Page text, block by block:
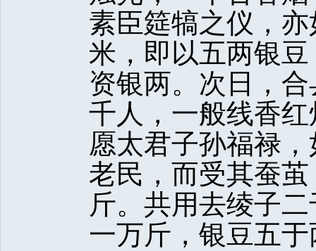
素臣筵犒之仪，
米，即以五两银
资银两。次日，
千人，一般线香
愿太君子孙福禄
老民，而受其蚕
斤。共用去绫子
一万斤，银豆五于